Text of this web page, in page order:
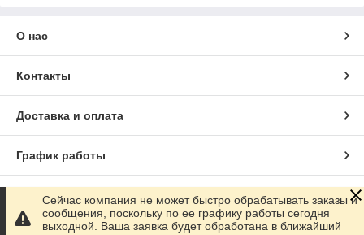
О нас
Контакты
Доставка и оплата
График работы
Полная версия сайта
Сейчас компания не может быстро обрабатывать заказы и
сообщения, поскольку по ее графику работы сегодня
выходной. Ваша заявка будет обработана в ближайший